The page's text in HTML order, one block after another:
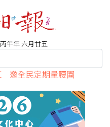
午年 六月廿五
邀全民定期量腰圍